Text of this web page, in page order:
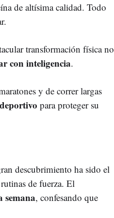
de altísima calidad. Todo
transformación física no
con inteligencia.
y de correr largas
para proteger su
descubrimiento ha sido el
de fuerza. El
semana, confesando que